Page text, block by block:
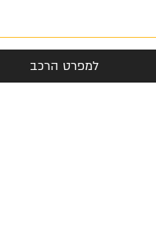
למפרט הרכב